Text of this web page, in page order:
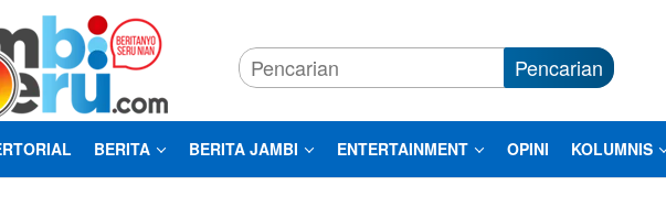
Pencarian
BERITA BERITA JAMBI ENTERTAINMENT OPINI KOLUMNIS